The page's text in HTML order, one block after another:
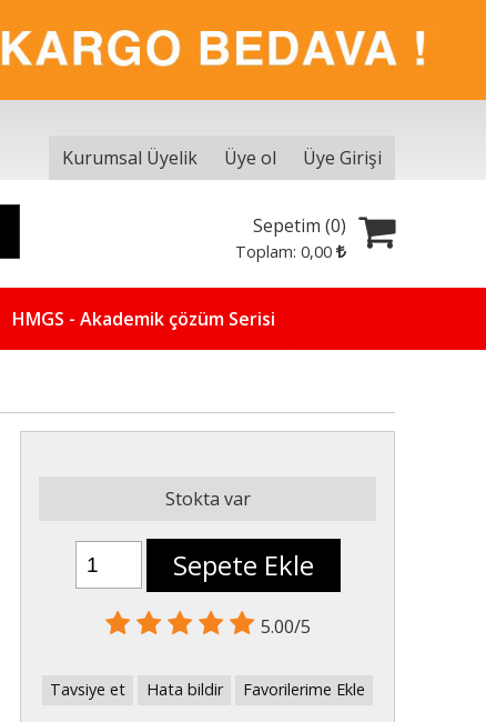
Kurumsal Üyelik Üye ol Üye Girişi
Sepetim (0)
Toplam:0,00
HMGS - Akademik çözüm Serisi
Stokta var
Sepete Ekle
5.00/5
Tavsiye et Hata bildir Favorilerime Ekle